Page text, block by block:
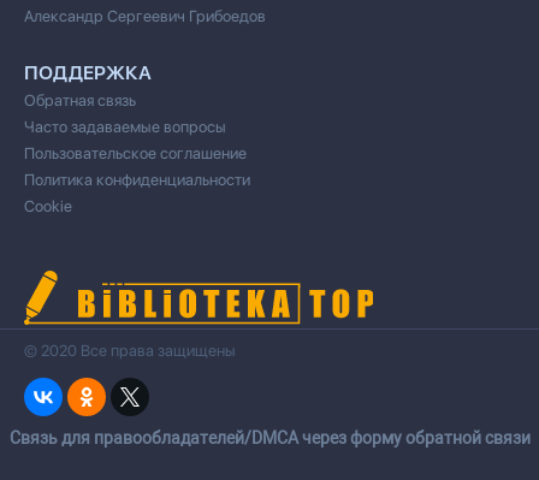
Александр Сергеевич Грибоедов
ПОДДЕРЖКА
Обратная связь
Часто задаваемые вопросы
Пользовательское соглашение
Политика конфиденциальности
Cookie
© 2020 Все права защищены
Cвязь для правообладателей/DMCA через форму обратной связи